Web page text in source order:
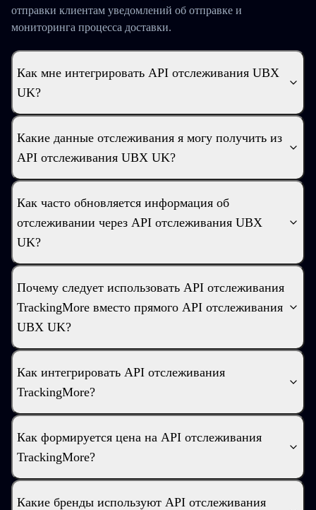
отправки клиентам уведомлений об отправке и
мониторинга процесса доставки.
Как мне интегрировать API отслеживания UBX
UK?
Какие данные отслеживания я могу получить из
API отслеживания UBX UK?
Как часто обновляется информация об
отслеживании через API отслеживания UBX
UK?
Почему следует использовать API отслеживания
TrackingMore вместо прямого API отслеживания
UBX UK?
Как интегрировать API отслеживания
TrackingMore?
Как формируется цена на API отслеживания
TrackingMore?
Какие бренды используют API отслеживания